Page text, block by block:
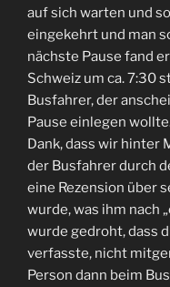
auf sich warten und
eingekehrt und man
nächste Pause fand
Schweiz um ca. 7:30
Busfahrer, der
Pause einlegen
Dank, dass wir hinter
der Busfahrer durch
eine Rezension über
wurde, was ihm nach
wurde gedroht, dass
verfasste, nicht
Person dann beim